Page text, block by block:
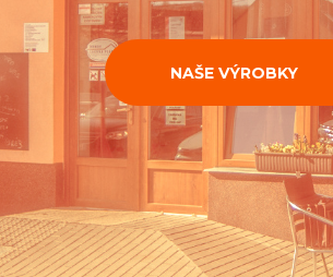
NAŠE VÝROBKY